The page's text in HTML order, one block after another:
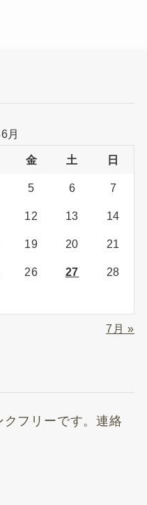
月
金 土 日
5 6 7
12 13 14
19 20 21
26 27 28
7月 »
フリーです。連絡